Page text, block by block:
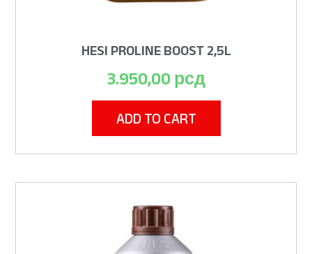
HESI PROLINE BOOST 2,5L
3.950,00 рсд
ADD TO CART